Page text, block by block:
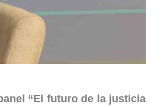
“El futuro de la justicia